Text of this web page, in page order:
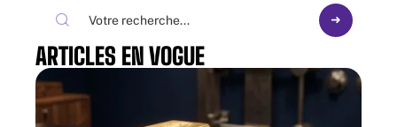
ARTICLES EN VOGUE